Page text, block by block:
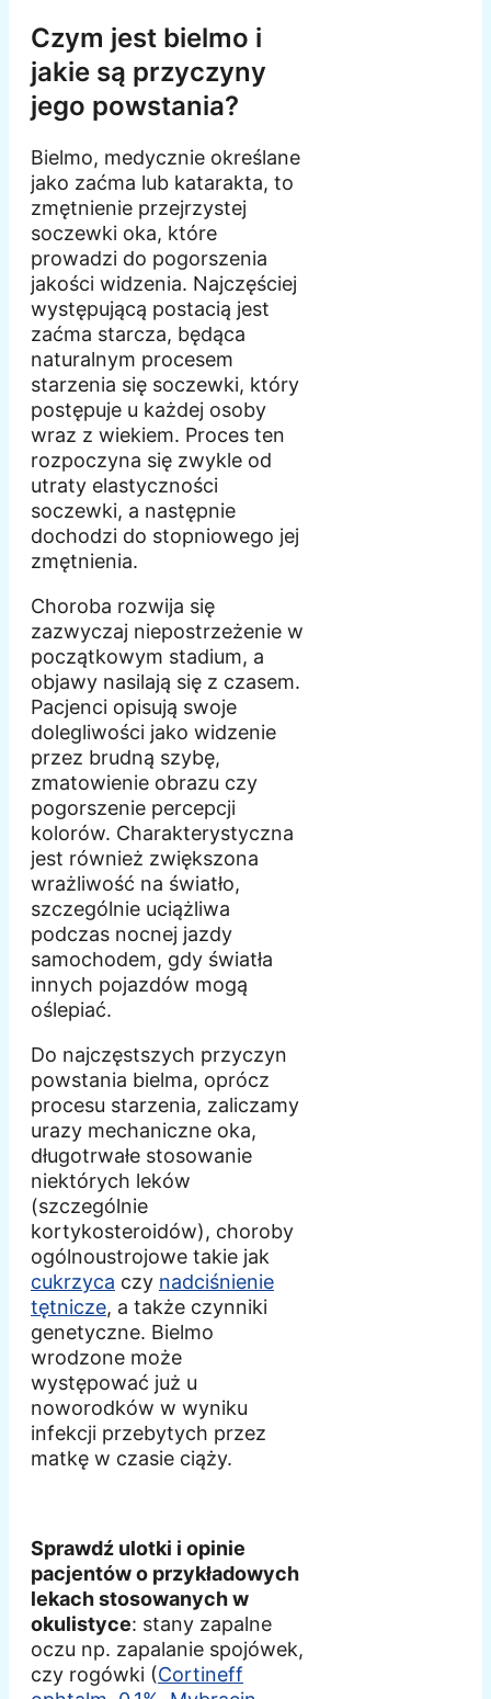
Czym jest bielmo i
jakie są przyczyny
jego powstania?
Bielmo, medycznie określane
jako zaćma lub katarakta, to
zmętnienie przejrzystej
soczewki oka, które
prowadzi do pogorszenia
jakości widzenia. Najczęściej
występującą postacią jest
zaćma starcza, będąca
naturalnym procesem
starzenia się soczewki, który
postępuje u każdej osoby
wraz z wiekiem. Proces ten
rozpoczyna się zwykle od
utraty elastyczności
soczewki, a następnie
dochodzi do stopniowego jej
zmętnienia.
Choroba rozwija się
zazwyczaj niepostrzeżenie w
początkowym stadium, a
objawy nasilają się z czasem.
Pacjenci opisują swoje
dolegliwości jako widzenie
przez brudną szybę,
zmatowienie obrazu czy
pogorszenie percepcji
kolorów. Charakterystyczna
jest również zwiększona
wrażliwość na światło,
szczególnie uciążliwa
podczas nocnej jazdy
samochodem, gdy światła
innych pojazdów mogą
oślepiać.
Do najczęstszych przyczyn
powstania bielma, oprócz
procesu starzenia, zaliczamy
urazy mechaniczne oka,
długotrwałe stosowanie
niektórych leków
(szczególnie
kortykosteroidów), choroby
ogólnoustrojowe takie jak
cukrzyca czy nadciśnienie
tętnicze, a także czynniki
genetyczne. Bielmo
wrodzone może
występować już u
noworodków w wyniku
infekcji przebytych przez
matkę w czasie ciąży.
Sprawdź ulotki i opinie
pacjentów o przykładowych
lekach stosowanych w
okulistyce: stany zapalne
oczu np. zapalanie spojówek,
czy rogówki (Cortineff